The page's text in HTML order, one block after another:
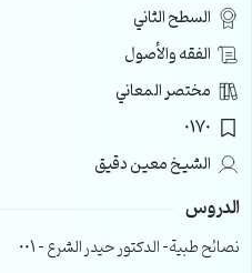
السطح الثاني
الفقه والأصول
مختصر المعاني
0170
الشيخ معين دقيق
الدروس
نصائح طبية- الدكتور حيدر الشرع – 001